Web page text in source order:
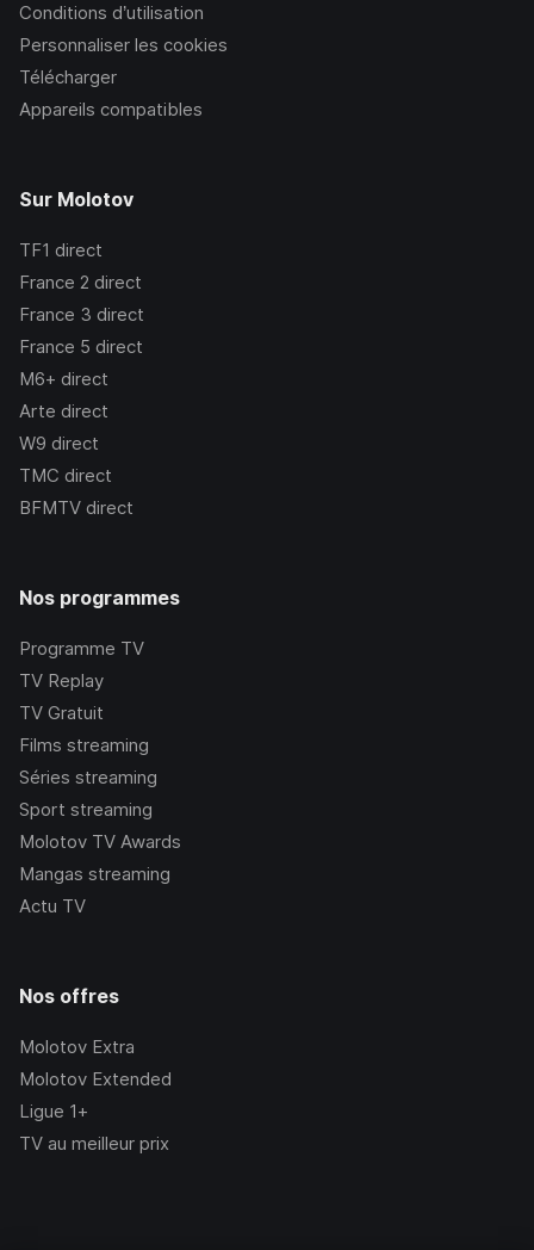
Conditions d’utilisation
Personnaliser les cookies
Télécharger
Appareils compatibles
Sur Molotov
TF1 direct
France 2 direct
France 3 direct
France 5 direct
M6+ direct
Arte direct
W9 direct
TMC direct
BFMTV direct
Nos programmes
Programme TV
TV Replay
TV Gratuit
Films streaming
Séries streaming
Sport streaming
Molotov TV Awards
Mangas streaming
Actu TV
Nos offres
Molotov Extra
Molotov Extended
Ligue 1+
TV au meilleur prix